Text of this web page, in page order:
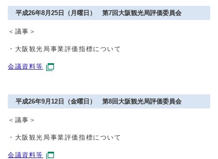
平成26年8月25日（月曜日） 第7回大阪観光局評価委員会
＜議事＞
・大阪観光局事業評価指標について
会議資料等
平成26年9月12日（金曜日） 第8回大阪観光局評価委員会
＜議事＞
・大阪観光局事業評価指標について
会議資料等